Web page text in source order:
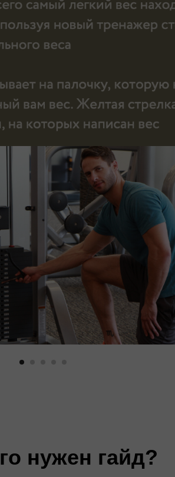
нужен гайд?